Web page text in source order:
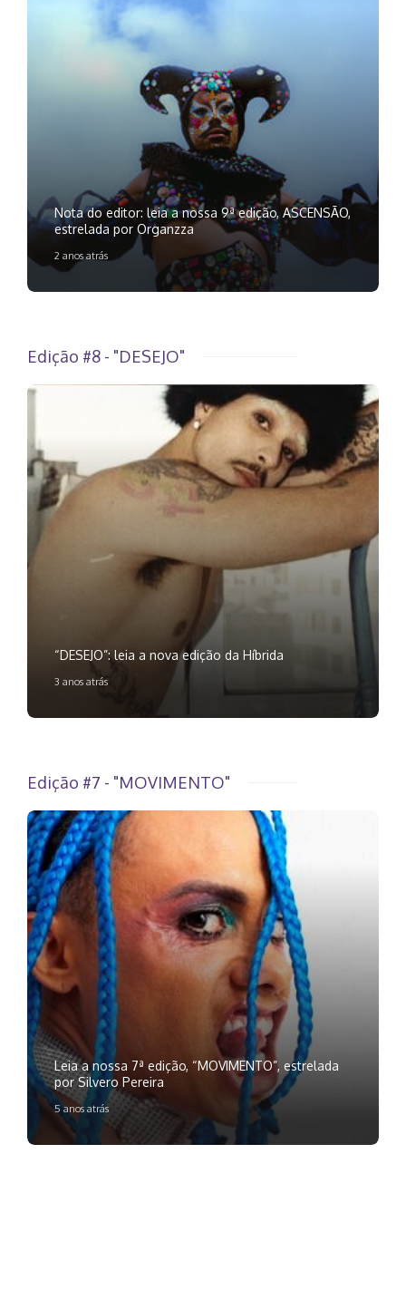
Nota do editor: leia a nossa 9ª edição, ASCENSÃO,
estrelada por Organzza
2 anos atrás
Edição #8 - "DESEJO"
“DESEJO”: leia a nova edição da Híbrida
3 anos atrás
Edição #7 - "MOVIMENTO"
Leia a nossa 7ª edição, “MOVIMENTO”, estrelada
por Silvero Pereira
5 anos atrás